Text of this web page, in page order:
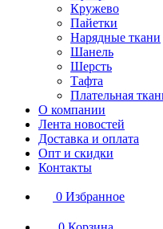
Кружево
Пайетки
Нарядные ткани
Шанель
Шерсть
Тафта
Плательная
О компании
Лента новостей
Доставка и оплата
Опт и скидки
Контакты
0 Избранное